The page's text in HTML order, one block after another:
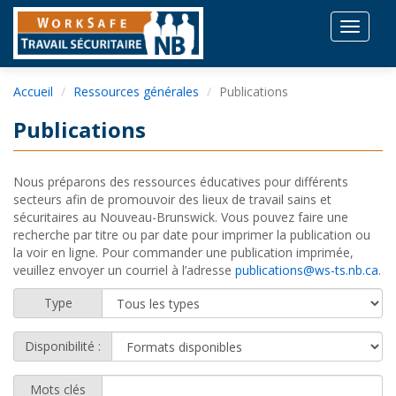
Toggle
Accueil Ressources générales Publications
Publications
Nous préparons des ressources éducatives pour différents
secteurs afin de promouvoir des lieux de travail sains et
sécuritaires au Nouveau-Brunswick. Vous pouvez faire une
recherche par titre ou par date pour imprimer la publication ou
la voir en ligne. Pour commander une publication imprimée,
veuillez envoyer un courriel à l’adresse publications@ws-ts.nb.ca.
Type
Disponibilité :
Mots clés